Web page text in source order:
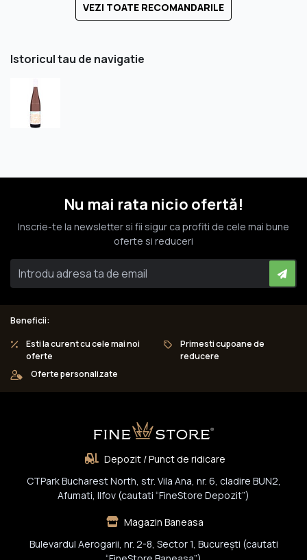
VEZI TOATE RECOMANDARILE
Istoricul tau de navigatie
Nu mai rata nicio ofertă!
Inscrie-te la newsletter si fii sigur ca profiti de cele mai bune
oferte si reduceri
Beneficii:
Esti la curent cu cele mai noi
oferte
Primesti cupoane de
reducere
Oferte personalizate
Depozit / Punct de ridicare
CTPark Bucharest North, str. Vila Ana, nr. 6, cladire BUN2,
Afumati, Ilfov (cautati “FineStore Depozit”)
Magazin Baneasa
Bulevardul Aerogarii, nr. 2-8, Sector 1, Bucureşti (cautati